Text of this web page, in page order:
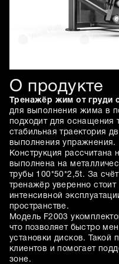
О продукте
Тренажёр жим от груди
для выполнения жима в
подходит для оснащения
стабильная траектория
выполнения упражнения.
Конструкция рассчитана
выполнена на
трубы 100*50*2,5t. За
тренажёр уверенно
интенсивной
пространстве.
Модель F2003
что позволяет быстро
установки дисков. Такой
клиентов и помогает
зоне.